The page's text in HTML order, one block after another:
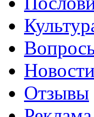
Новости
Отзывы